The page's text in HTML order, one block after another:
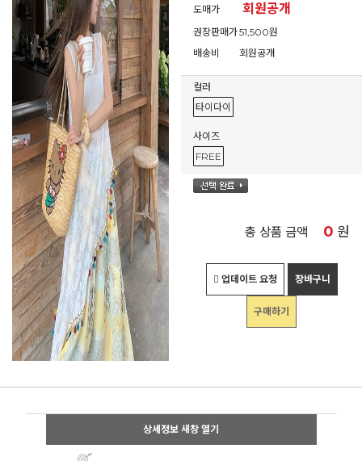
도매가 회원공개
권장판매가51,500원
배송비
회원공개
컬러
타이다이
사이즈
FREE
총 상품 금액 0 원
업데이트 요청 장바구니
구매하기
상세정보 새창 열기